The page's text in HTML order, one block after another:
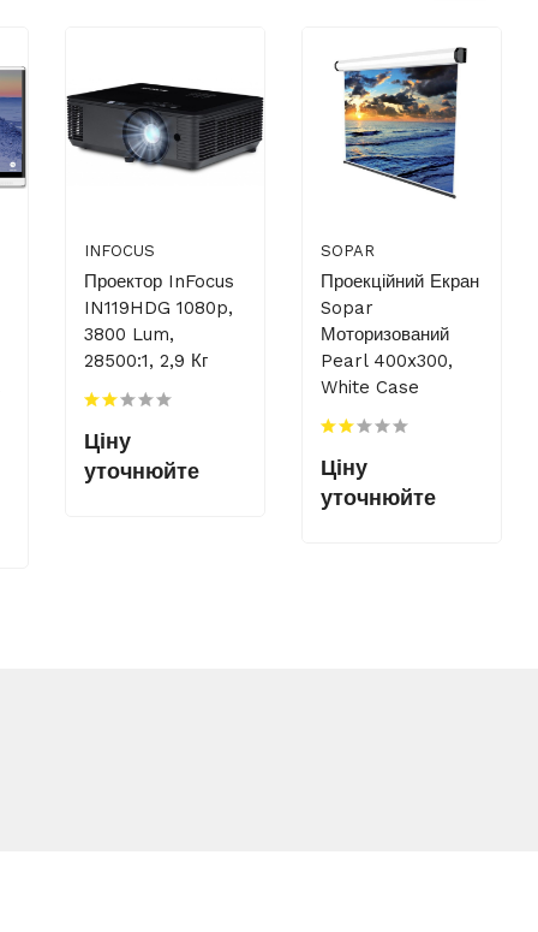
INFOCUS
Проектор InFocus
IN119HDG 1080p,
3800 Lum,
28500:1, 2,9 Кг
Ціну
уточнюйте
SOPAR
Проекційний Екран
Sopar
Моторизований
Pearl 400x300,
White Case
Ціну
уточнюйте